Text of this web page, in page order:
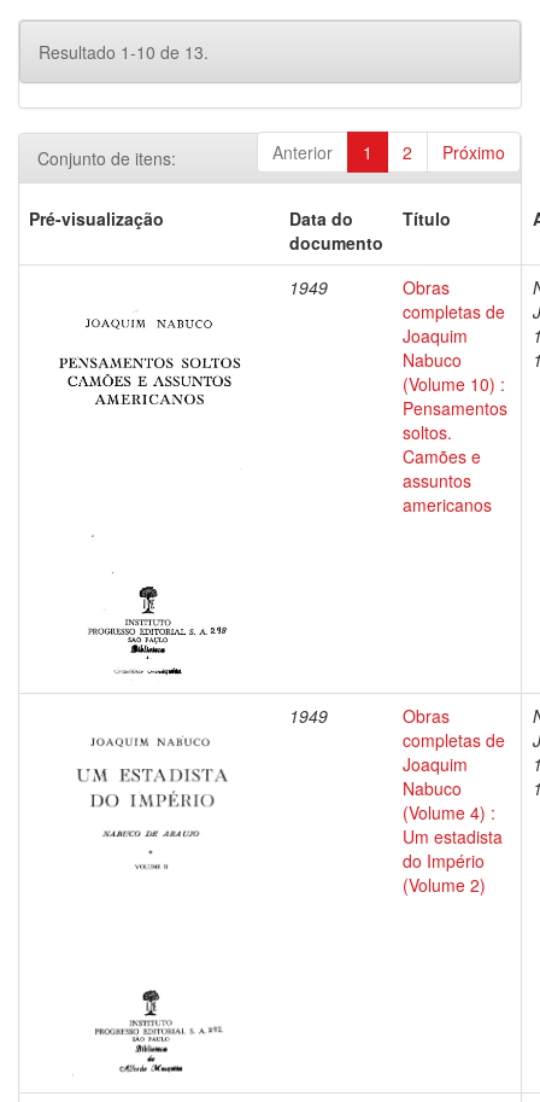
Resultado 1-10 de 13.
Anterior 1 2 Próximo
Conjunto de itens:
Pré-visualização
Data do
documento
Título
1949
Obras
completas de
Joaquim
Nabuco
(Volume 10) :
Pensamentos
soltos.
Camões e
assuntos
americanos
1949
Obras
completas de
Joaquim
Nabuco
(Volume 4) :
Um estadista
do Império
(Volume 2)